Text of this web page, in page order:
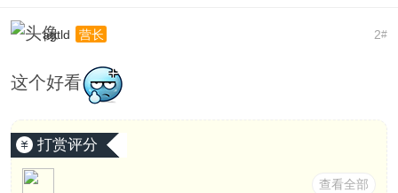
2#
agtld 营长
这个好看
打赏评分
查看全部